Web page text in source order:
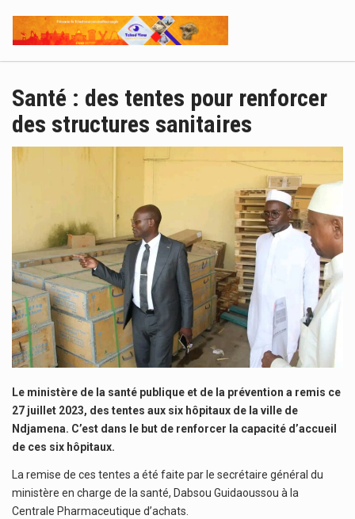
Santé : des tentes pour renforcer
des structures sanitaires
Le ministère de la santé publique et de la prévention a remis ce
27 juillet 2023, des tentes aux six hôpitaux de la ville de
Ndjamena. C’est dans le but de renforcer la capacité d’accueil
de ces six hôpitaux.
La remise de ces tentes a été faite par le secrétaire général du
ministère en charge de la santé, Dabsou Guidaoussou à la
Centrale Pharmaceutique d’achats.